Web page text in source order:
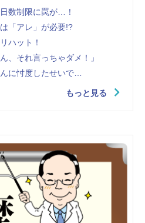
数制限に罠が…！
「アレ」が必要!?
ハット！
、それ言っちゃダメ！」
に忖度したせいで…
もっと見る